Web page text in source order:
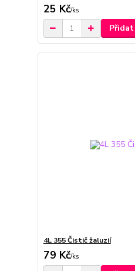
25 Kč/ks
4L 355 Čistič žaluzií
79 Kč/ks